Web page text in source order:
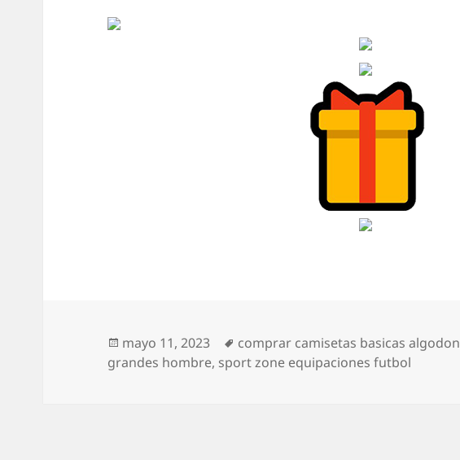
Publicado
el
mayo 11, 2023 Etiquetas
comprar camisetas basicas algodon
grandes hombre, sport zone equipaciones futbol